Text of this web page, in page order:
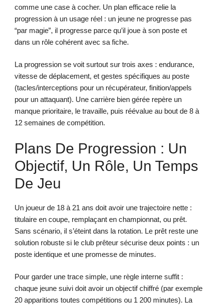
comme une case à cocher. Un plan efficace relie la
progression à un usage réel : un jeune ne progresse pas
“par magie”, il progresse parce qu’il joue à son poste et
dans un rôle cohérent avec sa fiche.
La progression se voit surtout sur trois axes : endurance,
vitesse de déplacement, et gestes spécifiques au poste
(tacles/interceptions pour un récupérateur, finition/appels
pour un attaquant). Une carrière bien gérée repère un
manque prioritaire, le travaille, puis réévalue au bout de 8 à
12 semaines de compétition.
Plans De Progression : Un
Objectif, Un Rôle, Un Temps
De Jeu
Un joueur de 18 à 21 ans doit avoir une trajectoire nette :
titulaire en coupe, remplaçant en championnat, ou prêt.
Sans scénario, il s’éteint dans la rotation. Le prêt reste une
solution robuste si le club prêteur sécurise deux points : un
poste identique et une promesse de minutes.
Pour garder une trace simple, une règle interne suffit :
chaque jeune suivi doit avoir un objectif chiffré (par exemple
20 apparitions toutes compétitions ou 1 200 minutes). La